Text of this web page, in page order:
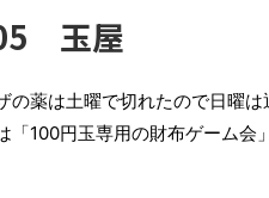
玉屋
の薬は土曜で切れたので日曜
「100円玉専用の財布ゲーム会」